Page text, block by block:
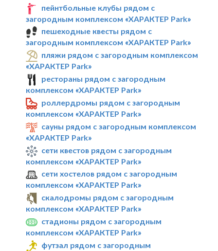
пейнтбольные клубы рядом с
загородным комплексом «ХАРАКТЕР Park»
пешеходные квесты рядом с
загородным комплексом «ХАРАКТЕР Park»
пляжи рядом с загородным комплексом
«ХАРАКТЕР Park»
рестораны рядом с загородным
комплексом «ХАРАКТЕР Park»
роллердромы рядом с загородным
комплексом «ХАРАКТЕР Park»
сауны рядом с загородным комплексом
«ХАРАКТЕР Park»
сети квестов рядом с загородным
комплексом «ХАРАКТЕР Park»
сети хостелов рядом с загородным
комплексом «ХАРАКТЕР Park»
скалодромы рядом с загородным
комплексом «ХАРАКТЕР Park»
стадионы рядом с загородным
комплексом «ХАРАКТЕР Park»
футзал рядом с загородным